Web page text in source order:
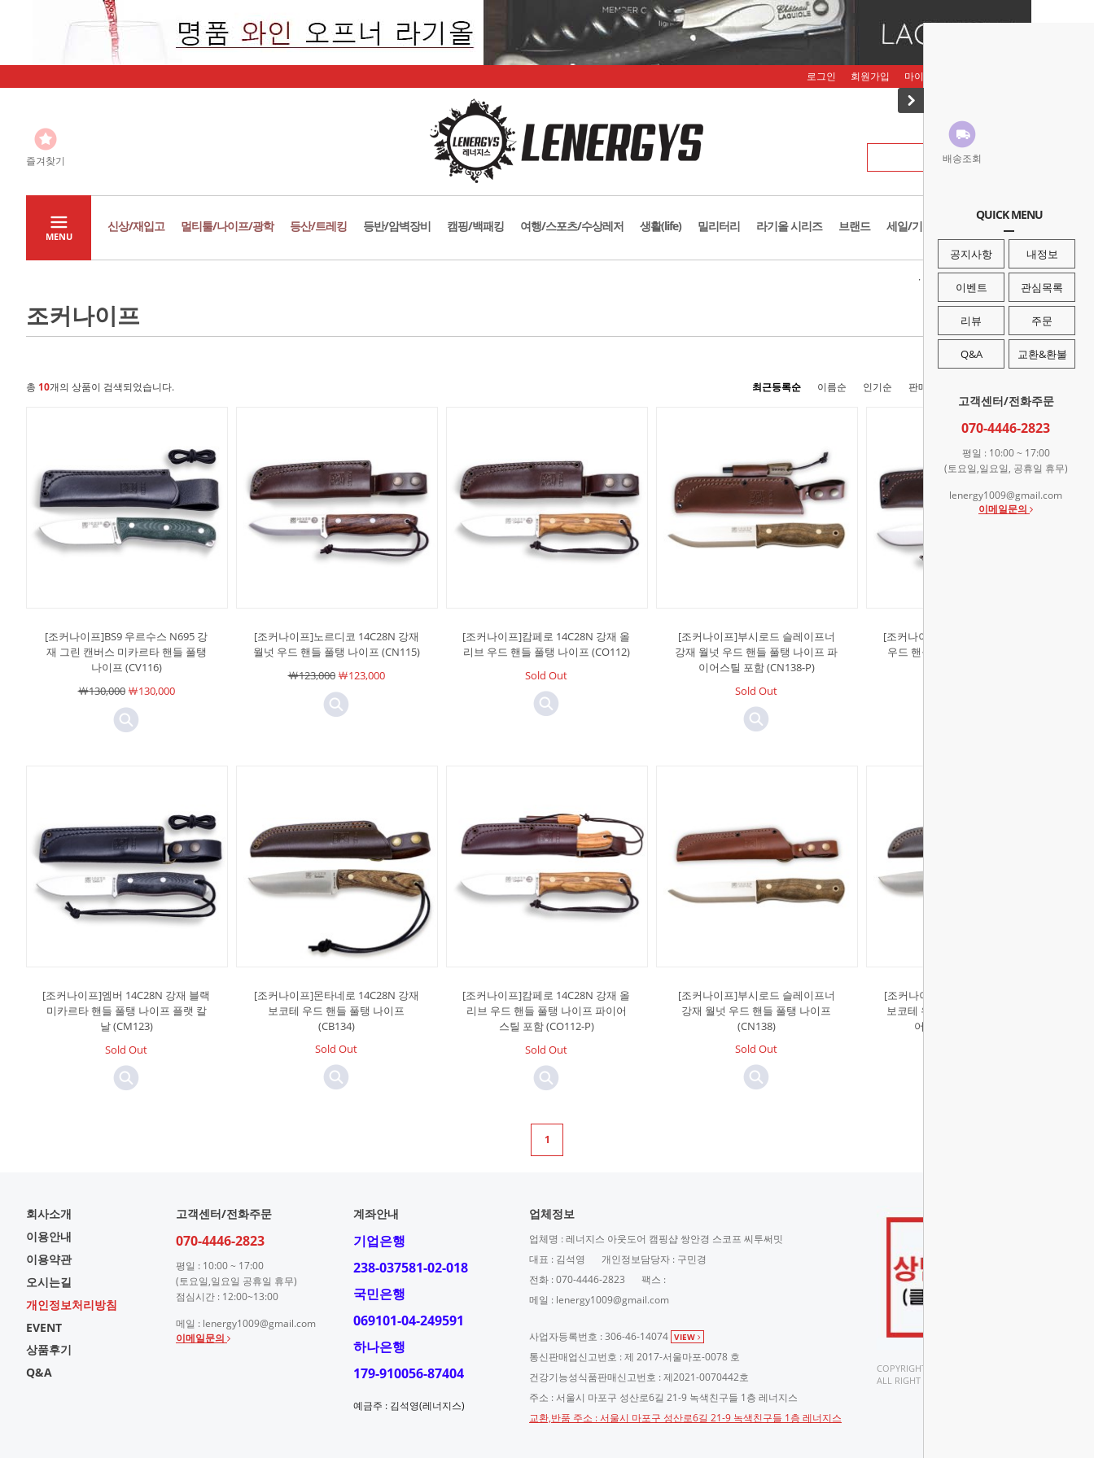
배송조회
QUICK MENU
공지사항 내정보
이벤트 관심목록
리뷰 주문
Q&A 교환&환불
고객센터/전화주문
070-4446-2823
평일 : 10:00 ~ 17:00
(토요일,일요일, 공휴일 휴무)
lenergy1009@gmail.com
이메일문의
로그인 회원가입 마이페이지
즐겨찾기
MENU
신상/재입고 멀티툴/나이프/광학 등산/트레킹 등반/암벽장비 캠핑/백패킹 여행/스포츠/수상레저 생활(life) 밀리터리 라기올 시리즈 브랜드 세일/기획존
· HOME
조커나이프
총 10개의 상품이 검색되었습니다. 최근등록순 이름순 인기순 판매순
[조커나이프]BS9 우르수스 N695 강
재 그린 캔버스 미카르타 핸들 풀탱
나이프 (CV116)
￦130,000￦130,000
[조커나이프]노르디코 14C28N 강재
월넛 우드 핸들 풀탱 나이프 (CN115)
￦123,000￦123,000
[조커나이프]캄페로 14C28N 강재 올
리브 우드 핸들 풀탱 나이프 (CO112)
Sold Out
[조커나이프]부시로드 슬레이프너
강재 월넛 우드 핸들 풀탱 나이프 파
이어스틸 포함 (CN138-P)
Sold Out
[조커나이프]노마드 N695 강재 월넛
우드 핸들 풀탱 나이프 파이어스틸
[조커나이프]엠버 14C28N 강재 블랙
미카르타 핸들 풀탱 나이프 플랫 칼
날 (CM123)
Sold Out
[조커나이프]몬타네로 14C28N 강재
보코테 우드 핸들 풀탱 나이프
(CB134)
Sold Out
[조커나이프]캄페로 14C28N 강재 올
리브 우드 핸들 풀탱 나이프 파이어
스틸 포함 (CO112-P)
Sold Out
[조커나이프]부시로드 슬레이프너
강재 월넛 우드 핸들 풀탱 나이프
(CN138)
Sold Out
[조커나이프]몬타네로 14C28N 강재
보코테 우드 핸들 풀탱 나이프 파이
어스틸 포함 (CB134-P)
1
회사소개
이용안내
이용약관
오시는길
개인정보처리방침
EVENT
상품후기
Q&A
고객센터/전화주문
070-4446-2823
평일 : 10:00 ~ 17:00
(토요일,일요일 공휴일 휴무)
점심시간 : 12:00~13:00
메일 : lenergy1009@gmail.com
이메일문의
계좌안내
기업은행
238-037581-02-018
국민은행
069101-04-249591
하나은행
179-910056-87404
예금주 : 김석영(레너지스)
업체정보
업체명 : 레너지스 아웃도어 캠핑샵 쌍안경 스코프 씨투써밋
대표 : 김석영
개인정보담당자 : 구민경
전화 : 070-4446-2823
팩스 :
메일 : lenergy1009@gmail.com
사업자등록번호 : 306-46-14074 VIEW
통신판매업신고번호 : 제 2017-서울마포-0078 호
건강기능성식품판매신고번호 : 제2021-0070442호
주소 : 서울시 마포구 성산로6길 21-9 녹색친구들 1층 레너지스
교환,반품 주소 : 서울시 마포구 성산로6길 21-9 녹색친구들 1층 레너지스
COPYRIGHT(C).
ALL RIGHT RESERVED.